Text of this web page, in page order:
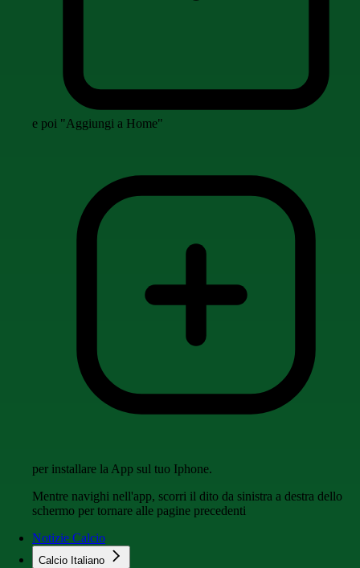
e poi "Aggiungi a Home"
per installare la App sul tuo Iphone.
Mentre navighi nell'app, scorri il dito da sinistra a destra dello
schermo per tornare alle pagine precedenti
Notizie Calcio
Calcio Italiano